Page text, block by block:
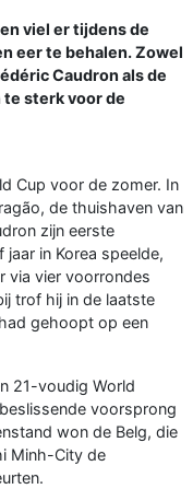
viel er tijdens de
eer te behalen. Zowel
Caudron als de
te sterk voor de
Cup voor de zomer. In
de thuishaven van
zijn eerste
in Korea speelde,
via vier voorrondes
trof hij in de laatste
gehoopt op een
21-voudig World
voorsprong
won de Belg, die
Minh-City de